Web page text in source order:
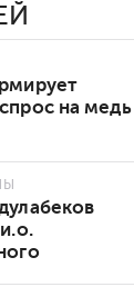
на медь